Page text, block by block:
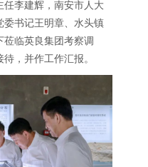
任李建辉，南安市人大
委书记王明章、水头镇
莅临英良集团考察调
，并作工作汇报。